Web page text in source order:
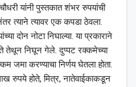
यांनी पुस्तकात शंभर रुपयांची
त्याने त्यावर एक कपडा ठेवला.
दोन नोटा निघाल्या. या प्रकाराने
ते तेथून निघून गेले. दुप्पट रक्कमेच्या
जमा करण्याचा निर्णय घेतला होता.
रुपये होते, मित्र, नातेवाईकाकडून